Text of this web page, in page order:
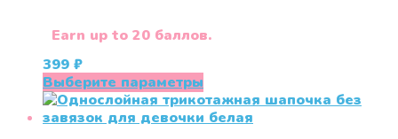
выбрать
товара.
Earn up to 20 баллов.
399 ₽
Выберите параметры
товар
имеет